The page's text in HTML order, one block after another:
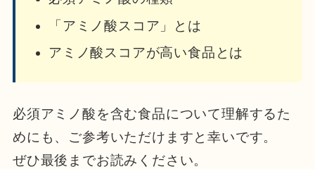
「アミノ酸スコア」とは
アミノ酸スコアが高い食品とは
必須アミノ酸を含む食品について理解するた
めにも、ご参考いただけますと幸いです。
ぜひ最後までお読みください。